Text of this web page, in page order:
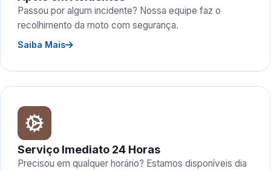
Passou por algum incidente? Nossa equipe faz o
recolhimento da moto com segurança.
Saiba Mais
Serviço Imediato 24 Horas
Precisou em qualquer horário? Estamos disponíveis dia